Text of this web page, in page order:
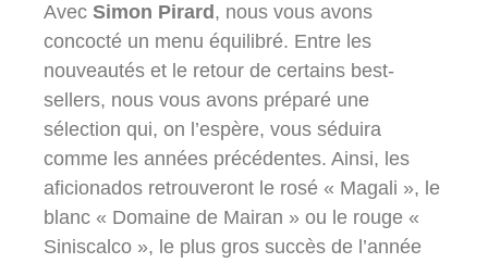
Avec Simon Pirard , nous vous avons
concocté un menu équilibré. Entre les
nouveautés et le retour de certains best-
sellers, nous vous avons préparé une
sélection qui, on l’espère, vous séduira
comme les années précédentes. Ainsi, les
aficionados retrouveront le rosé « Magali », le
blanc « Domaine de Mairan » ou le rouge «
Siniscalco », le plus gros succès de l’année